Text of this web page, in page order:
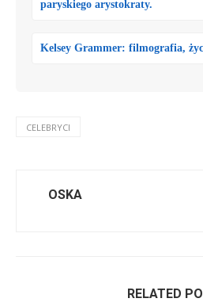
paryskiego arystokraty.
Kelsey Grammer: filmografia,
CELEBRYCI
OSKA
RELATED